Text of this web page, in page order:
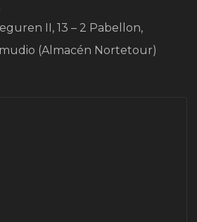
II, 13 – 2 Pabellon,
(Almacén Nortetour)